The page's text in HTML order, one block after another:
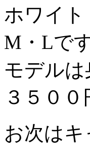
ホワイ
M・Lです
モデル
３５００
お次は